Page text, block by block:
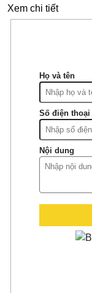
Xem chi tiết
Họ và tên
Số điện thoại
Nội dung